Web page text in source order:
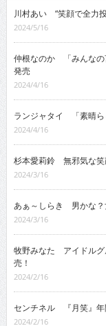
川村あい “笑顔で全力
2024/5/16
仲根なのか 「みんなの
発売
2024/4/16
ランジャタイ 「素晴ら
2024/4/16
杉本愛莉鈴 無邪気な笑
2024/3/16
あぁ～しらき 男かな？
2024/3/16
牧野みなた アイドルグ
売！
2024/2/16
センチネル 『月笑』年
2024/2/16